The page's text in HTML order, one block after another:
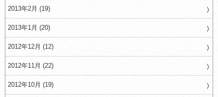
2013年2月 (19)
2013年1月 (20)
2012年12月 (12)
2012年11月 (22)
2012年10月 (19)